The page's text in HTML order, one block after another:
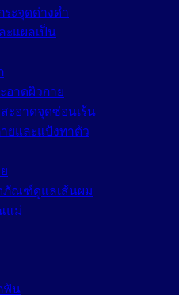
ะจุดด่างดำ
แผลเป็น
าดผิวกาย
อาดจุดซ่อนเร้น
ยและแป้งทาตัว
ภัณฑ์ดูแลเส้นผม
แม่
ฟัน